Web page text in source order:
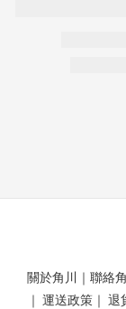
關於角川 ｜ 聯絡
｜ 運送政策 ｜ 退